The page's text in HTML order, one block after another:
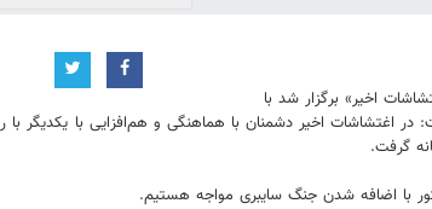
اخیر» برگزار شد با
اخیر دشمنان با هماهنگی و هم‌افزایی با یکدیگر با
گرفت.
با اضافه شدن جنگ سایبری مواجه هستیم.